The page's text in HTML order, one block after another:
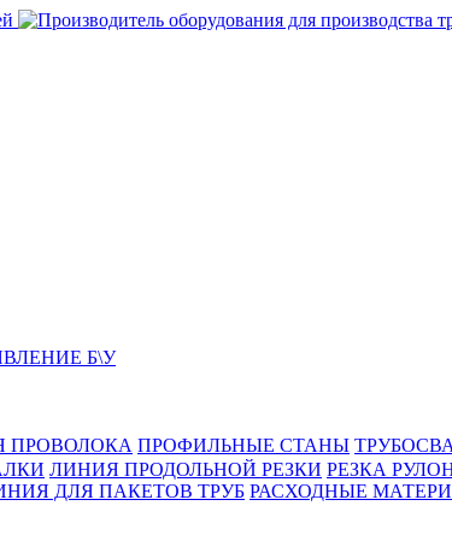
Б\У
ПРОВОЛОКА ПРОФИЛЬНЫЕ СТАНЫ
ЛИНИЯ ПРОДОЛЬНОЙ РЕЗКИ РЕЗКА
ДЛЯ ПАКЕТОВ ТРУБ РАСХОДНЫЕ